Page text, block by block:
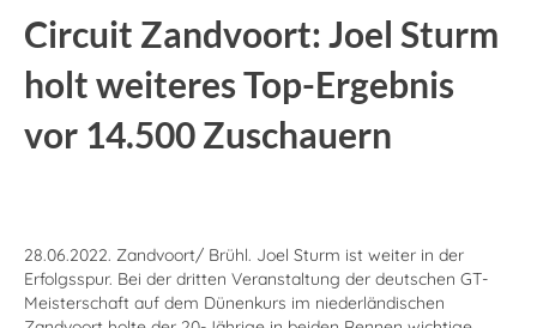
Circuit Zand­voort: Joel Sturm
holt weiteres Top-Ergebnis
vor 14.500 Zu­schauern
28.06.2022. Zandvoort/ Brühl. Joel Sturm ist weiter in der
Erfolgsspur. Bei der dritten Veranstaltung der deutschen GT-
Meisterschaft auf dem Dünenkurs im niederländischen